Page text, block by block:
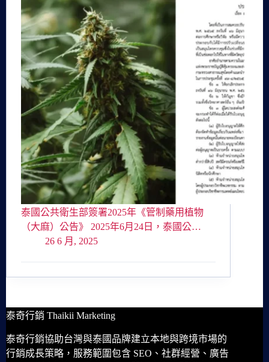
泰國公共衛生部簽署2025年《管制藥用植物
（大麻）公告》 2025年6月24日，泰國公…
26 6 月, 2025
泰奇行銷 Thaikii Marketing
泰奇行銷協助台灣與泰國品牌建立本地與跨境市場的
行銷成長策略，服務範圍包含 SEO、社群經營、廣告